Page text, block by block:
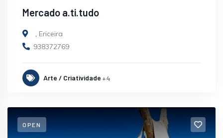
Mercado a.ti.tudo
, Ericeira
938372769
Arte / Criatividade +4
OPEN